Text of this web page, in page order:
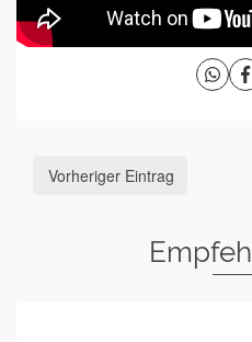
Vorheriger Eintrag